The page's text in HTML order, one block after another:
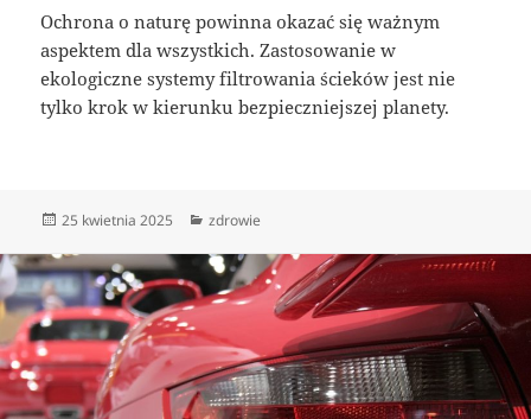
Ochrona o naturę powinna okazać się ważnym
aspektem dla wszystkich. Zastosowanie w
ekologiczne systemy filtrowania ścieków jest nie
tylko krok w kierunku bezpieczniejszej planety.
Data
25 kwietnia 2025 Kategorie
zdrowie